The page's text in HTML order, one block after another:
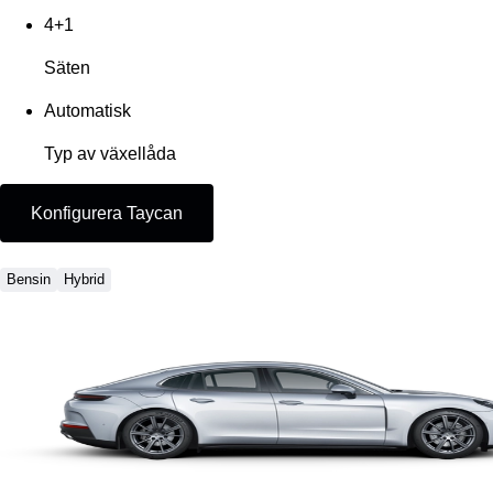
4+1
Säten
Automatisk
Typ av växellåda
Konfigurera Taycan
Bensin Hybrid